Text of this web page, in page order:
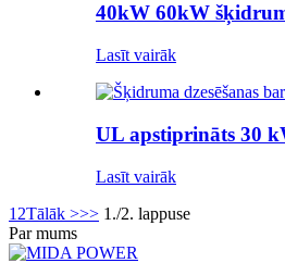
40kW 60kW
Lasīt vairāk
UL apstiprināts 30
Lasīt vairāk
1 2Tālāk >>> 1./2. lappuse
Par mums